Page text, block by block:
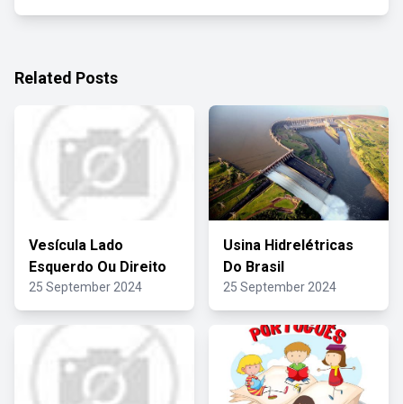
Related Posts
Vesícula Lado
Esquerdo Ou Direito
25 September 2024
Usina Hidrelétricas
Do Brasil
25 September 2024